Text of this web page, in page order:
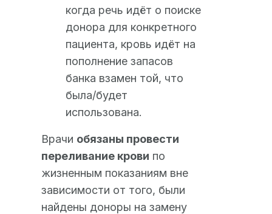
когда речь идёт о поиске
донора для конкретного
пациента, кровь идёт на
пополнение запасов
банка взамен той, что
была/будет
использована.
Врачи обязаны провести
переливание крови по
жизненным показаниям вне
зависимости от того, были
найдены доноры на замену